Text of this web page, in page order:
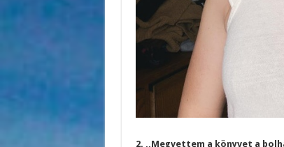
2. ,,Megvettem a könyvet a